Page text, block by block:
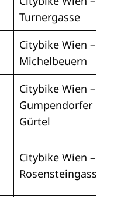
Turnergasse
Citybike Wien –
Michelbeuern
Citybike Wien –
Gumpendorfer
Gürtel
Citybike Wien –
Rosensteingasse